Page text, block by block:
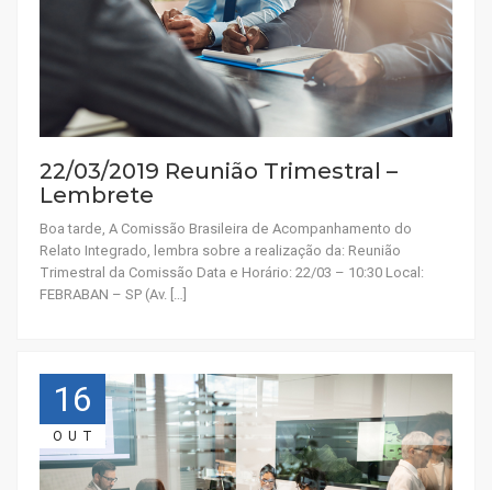
22/03/2019 Reunião Trimestral –
Lembrete
Boa tarde, A Comissão Brasileira de Acompanhamento do
Relato Integrado, lembra sobre a realização da: Reunião
Trimestral da Comissão Data e Horário: 22/03 – 10:30 Local:
FEBRABAN – SP (Av. […]
16
OUT